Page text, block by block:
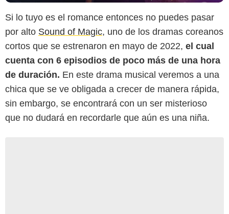
Si lo tuyo es el romance entonces no puedes pasar
por alto Sound of Magic, uno de los dramas coreanos
cortos que se estrenaron en mayo de 2022, el cual
cuenta con 6 episodios de poco más de una hora
de duración. En este drama musical veremos a una
chica que se ve obligada a crecer de manera rápida,
sin embargo, se encontrará con un ser misterioso
que no dudará en recordarle que aún es una niña.